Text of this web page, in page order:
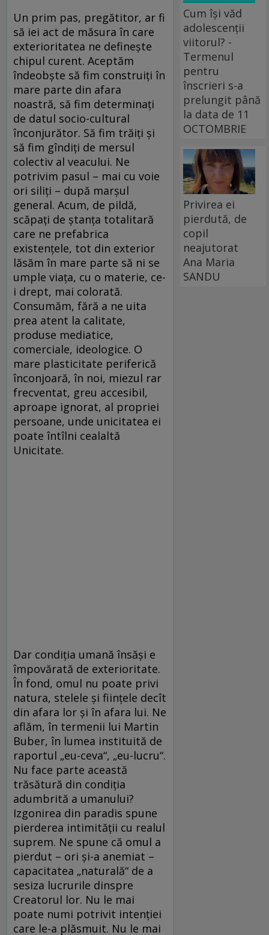
Un prim pas, pregătitor, ar fi
să iei act de măsura în care
exterioritatea ne defineşte
chipul curent. Aceptăm
îndeobşte să fim construiţi în
mare parte din afara
noastră, să fim determinaţi
de datul socio-cultural
înconjurător. Să fim trăiţi şi
să fim gîndiţi de mersul
colectiv al veacului. Ne
potrivim pasul – mai cu voie
ori siliţi – după marşul
general. Acum, de pildă,
scăpaţi de ştanţa totalitară
care ne prefabrica
existenţele, tot din exterior
lăsăm în mare parte să ni se
umple viaţa, cu o materie, ce-
i drept, mai colorată.
Consumăm, fără a ne uita
prea atent la calitate,
produse mediatice,
comerciale, ideologice. O
mare plasticitate periferică
înconjoară, în noi, miezul rar
frecventat, greu accesibil,
aproape ignorat, al propriei
persoane, unde unicitatea ei
poate întîlni cealaltă
Unicitate.
Dar condiţia umană însăşi e
împovărată de exterioritate.
În fond, omul nu poate privi
natura, stelele şi fiinţele decît
din afara lor şi în afara lui. Ne
aflăm, în termenii lui Martin
Buber, în lumea instituită de
raportul „eu-ceva“, „eu-lucru“.
Nu face parte această
trăsătură din condiţia
adumbrită a umanului?
Izgonirea din paradis spune
pierderea intimităţii cu realul
suprem. Ne spune că omul a
pierdut – ori şi-a anemiat –
capacitatea „naturală“ de a
sesiza lucrurile dinspre
Creatorul lor. Nu le mai
poate numi potrivit intenţiei
care le-a plăsmuit. Nu le mai
Cum își văd
adolescenții
viitorul? -
Termenul
pentru
înscrieri s-a
prelungit până
la data de 11
OCTOMBRIE
Privirea ei
pierdută, de
copil
neajutorat
Ana Maria
SANDU